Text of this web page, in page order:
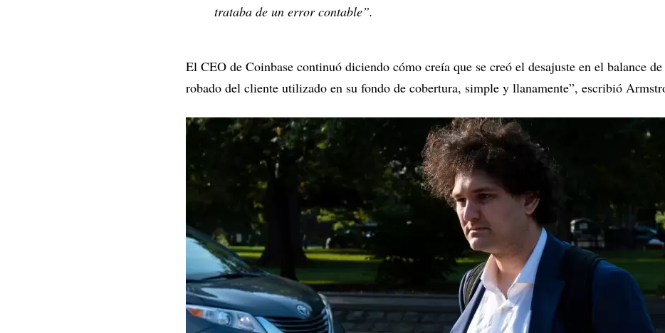
trataba de un error contable”.
El CEO de Coinbase continuó diciendo cómo creía que se creó el desajuste en el balance
robado del cliente utilizado en su fondo de cobertura, simple y llanamente”, escribió